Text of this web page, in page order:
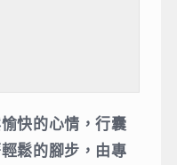
快的心情，行囊
鬆的腳步，由專